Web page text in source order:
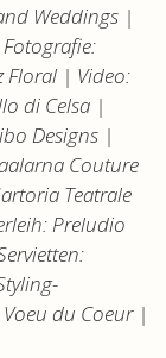
Weddings |
Floral | Video:
di Celsa |
Designs |
Couture
Teatrale
Preludio
du Coeur |